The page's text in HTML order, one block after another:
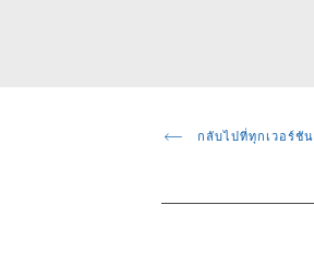
กลับไปที่ทุกเวอร์ชัน